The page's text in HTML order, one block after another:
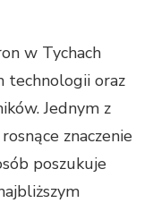
w Tychach
technologii oraz
Jednym z
znaczenie
poszukuje